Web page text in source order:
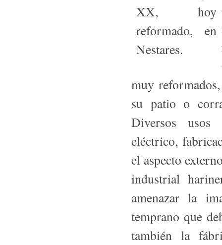
muy
su patio o
Diversos usos
eléctrico,
el aspecto
industrial
ame­nazar la
temprano que
también la